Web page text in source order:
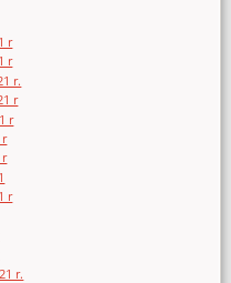
r
r
r.
r
r
r
r
r
r.